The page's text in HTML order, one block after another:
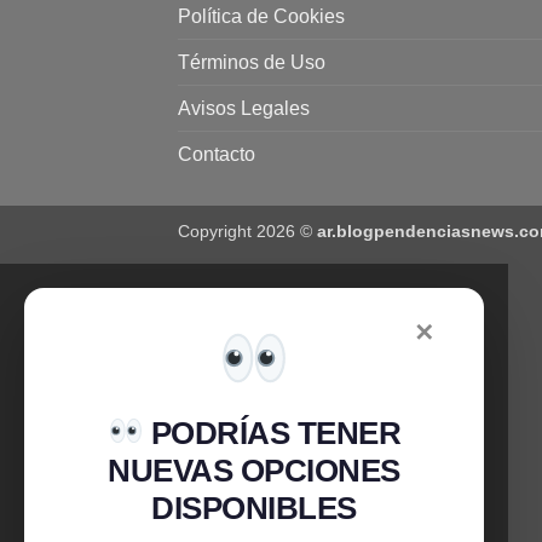
Política de Cookies
Términos de Uso
Avisos Legales
Contacto
Copyright 2026 ©
✕
PODRÍAS TENER
NUEVAS OPCIONES
DISPONIBLES